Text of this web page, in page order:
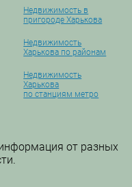
Недвижимость в
пригороде Харькова
Недвижимость
Харькова по районам
Недвижимость
Харькова
по станциям метро
от разных